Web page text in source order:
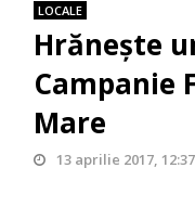
LOCALE
Hrăneşte
Campanie
Mare
13 aprilie 2017, 12:37